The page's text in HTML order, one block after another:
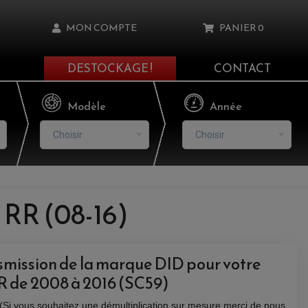
MON COMPTE PANIER0
Il n'y a aucun produit dans votre panier
DESTOCKAGE ! CONTACT
Modèle
Choisir
Année
Choisir
(08-16)
de la marque DID pour votre
de 2008 à 2016 (SC59)
(Si vous souhaitez une démultiplication sur mesure merci de nous